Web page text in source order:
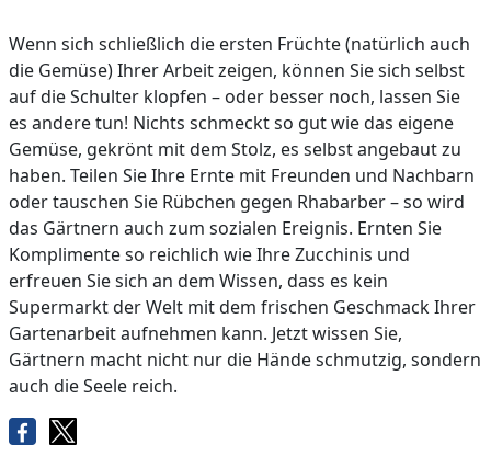
Wenn sich schließlich die ersten Früchte (natürlich auch
die Gemüse) Ihrer Arbeit zeigen, können Sie sich selbst
auf die Schulter klopfen – oder besser noch, lassen Sie
es andere tun! Nichts schmeckt so gut wie das eigene
Gemüse, gekrönt mit dem Stolz, es selbst angebaut zu
haben. Teilen Sie Ihre Ernte mit Freunden und Nachbarn
oder tauschen Sie Rübchen gegen Rhabarber – so wird
das Gärtnern auch zum sozialen Ereignis. Ernten Sie
Komplimente so reichlich wie Ihre Zucchinis und
erfreuen Sie sich an dem Wissen, dass es kein
Supermarkt der Welt mit dem frischen Geschmack Ihrer
Gartenarbeit aufnehmen kann. Jetzt wissen Sie,
Gärtnern macht nicht nur die Hände schmutzig, sondern
auch die Seele reich.